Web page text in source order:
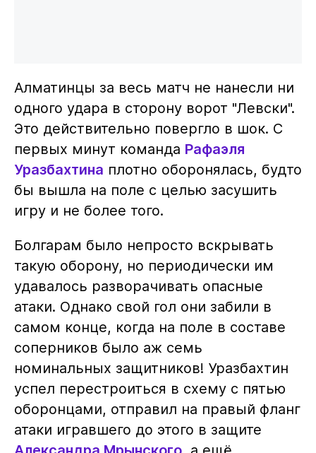
Алматинцы за весь матч не нанесли ни
одного удара в сторону ворот "Левски".
Это действительно повергло в шок. С
первых минут команда Рафаэля
Уразбахтина плотно оборонялась, будто
бы вышла на поле с целью засушить
игру и не более того.
Болгарам было непросто вскрывать
такую оборону, но периодически им
удавалось разворачивать опасные
атаки. Однако свой гол они забили в
самом конце, когда на поле в составе
соперников было аж семь
номинальных защитников! Уразбахтин
успел перестроиться в схему с пятью
оборонцами, отправил на правый фланг
атаки игравшего до этого в защите